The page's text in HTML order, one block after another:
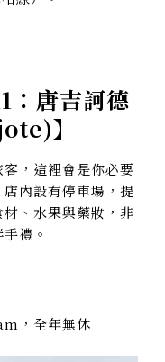
：唐吉訶德
】
，這裡會是你必要
內設有停車場，提
、水果與藥妝，非
禮。
，全年無休